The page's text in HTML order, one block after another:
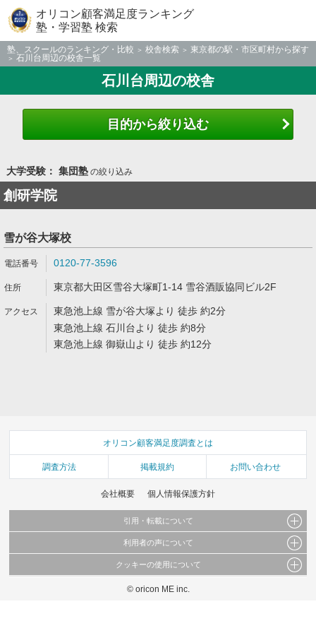
オリコン顧客満足度ランキング
塾・学習塾 検索
塾、スクールのランキング・比較 校舎検索
東京都の駅・市区町村から探す
石川台周辺の校舎一覧
石川台周辺の校舎
目的から絞り込む
大学受験： 集団塾の絞り込み
創研学院
雪が谷大塚校
0120-77-3596
東京都大田区雪谷大塚町1-14 雪谷酒販協同ビル2F
東急池上線 雪が谷大塚より 徒歩 約2分
東急池上線 石川台より 徒歩 約8分
東急池上線 御嶽山より 徒歩 約12分
オリコン顧客満足度調査とは
調査方法 掲載規約 お問い合わせ
会社概要 個人情報保護方針
引用・転載について
当サイトで公開されている情報（文字、写真、イラスト、画像データ等）及びこれらの配
これらの情報を権利者の許可なく無断転載・複製などの二次利用を行うことは固く禁じて
利用者の声について
当サイトに掲載している内容はすべてサービスの利用者が提出された見解・感想です。
弊社の見解・ 意見ではないことをご理解いただいた上でご覧ください。
クッキーの使用について
このサイトでは Cookie を使用して、ユーザーに合わせたコンテンツや広告の表示、ソー
© oricon ME inc.